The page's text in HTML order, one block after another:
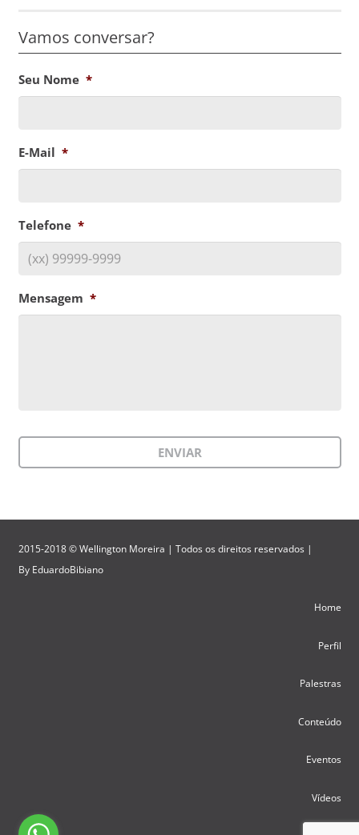
Vamos conversar?
Seu Nome *
E-Mail *
Telefone *
Mensagem *
2015-2018 © Wellington Moreira | Todos os direitos reservados |
By EduardoBibiano
Home
Perfil
Palestras
Conteúdo
Eventos
Vídeos